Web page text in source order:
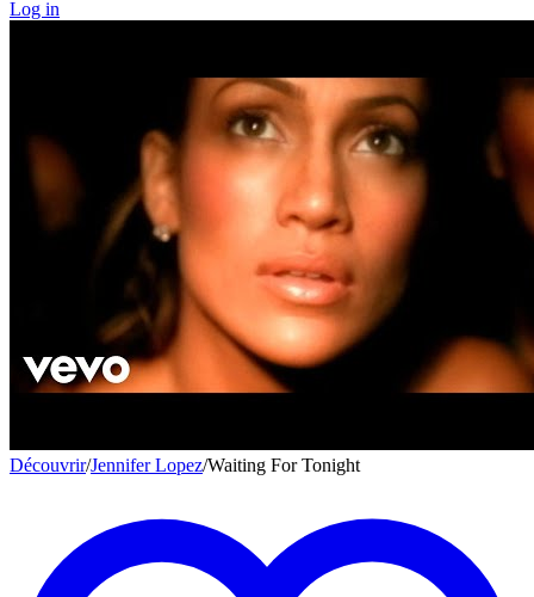
Log in
Découvrir/Jennifer Lopez/Waiting For Tonight